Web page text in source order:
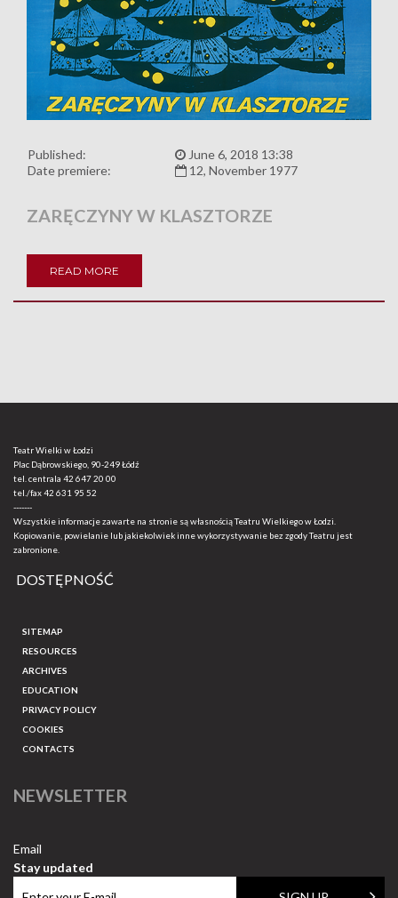
Published:
June 6, 2018 13:38
Date premiere:
12, November 1977
ZARĘCZYNY W KLASZTORZE
READ MORE
Teatr Wielki w Łodzi
Plac Dąbrowskiego, 90-249 Łódź
tel. centrala 42 647 20 00
tel./fax42 631 95 52
-------
Wszystkie informacje zawarte na stronie są własnością Teatru Wielkiego w Łodzi.
Kopiowanie, powielanie lub jakiekolwiek inne wykorzystywanie bez zgody Teatru jest
zabronione.
DOSTĘPNOŚĆ
SITEMAP
RESOURCES
ARCHIVES
EDUCATION
PRIVACY POLICY
COOKIES
CONTACTS
NEWSLETTER
Email
Stay updated